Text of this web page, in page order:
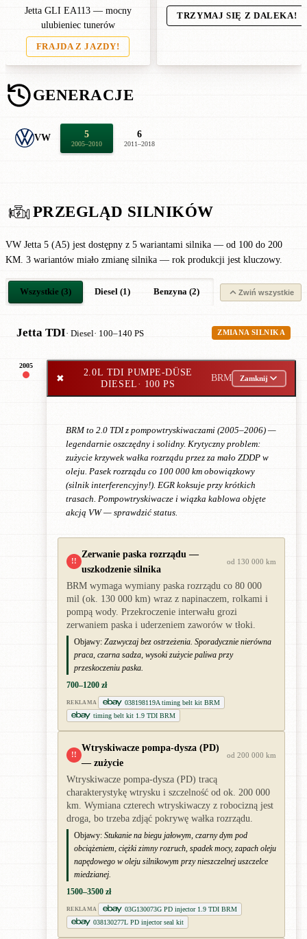
Jetta GLI EA113 — mocny
ulubieniec tunerów
FRAJDA Z JAZDY!
TRZYMAJ SIĘ Z DALEKA!
GENERACJE
VW 5
2005–2010
6
2011–2018
PRZEGLĄD SILNIKÓW
VW Jetta 5 (A5) jest dostępny z 5 wariantami silnika — od 100 do 200
KM. 3 wariantów miało zmianę silnika — rok produkcji jest kluczowy.
Wszystkie (3) Diesel (1) Benzyna (2) Zwiń wszystkie
Jetta TDI· Diesel· 100–140 PS ZMIANA SILNIKA
2005
✖
2.0L TDI PUMPE-DÜSE
DIESEL· 100 PS
BRM Zamknij
BRM to 2.0 TDI z pompowtryskiwaczami (2005–2006) —
legendarnie oszczędny i solidny. Krytyczny problem:
zużycie krzywek wałka rozrządu przez za mało ZDDP w
oleju. Pasek rozrządu co 100 000 km obowiązkowy
(silnik interferencyjny!). EGR koksuje przy krótkich
trasach. Pompowtryskiwacze i wiązka kablowa objęte
akcją VW — sprawdzić status.
!!
Zerwanie paska rozrządu —
uszkodzenie silnika
od 130 000 km
BRM wymaga wymiany paska rozrządu co 80 000
mil (ok. 130 000 km) wraz z napinaczem, rolkami i
pompą wody. Przekroczenie interwału grozi
zerwaniem paska i uderzeniem zaworów w tłoki.
Objawy: Zazwyczaj bez ostrzeżenia. Sporadycznie nierówna
praca, czarna sadza, wysoki zużycie paliwa przy
przeskoczeniu paska.
700–1200 zł
REKLAMA
038198119A timing belt kit BRM
timing belt kit 1.9 TDI BRM
!!
Wtryskiwacze pompa-dysza (PD)
— zużycie
od 200 000 km
Wtryskiwacze pompa-dysza (PD) tracą
charakterystykę wtrysku i szczelność od ok. 200 000
km. Wymiana czterech wtryskiwaczy z robocizną jest
droga, bo trzeba zdjąć pokrywę wałka rozrządu.
Objawy: Stukanie na biegu jałowym, czarny dym pod
obciążeniem, ciężki zimny rozruch, spadek mocy, zapach oleju
napędowego w oleju silnikowym przy nieszczelnej uszczelce
miedzianej.
1500–3500 zł
REKLAMA
03G130073G PD injector 1.9 TDI BRM
038130277L PD injector seal kit